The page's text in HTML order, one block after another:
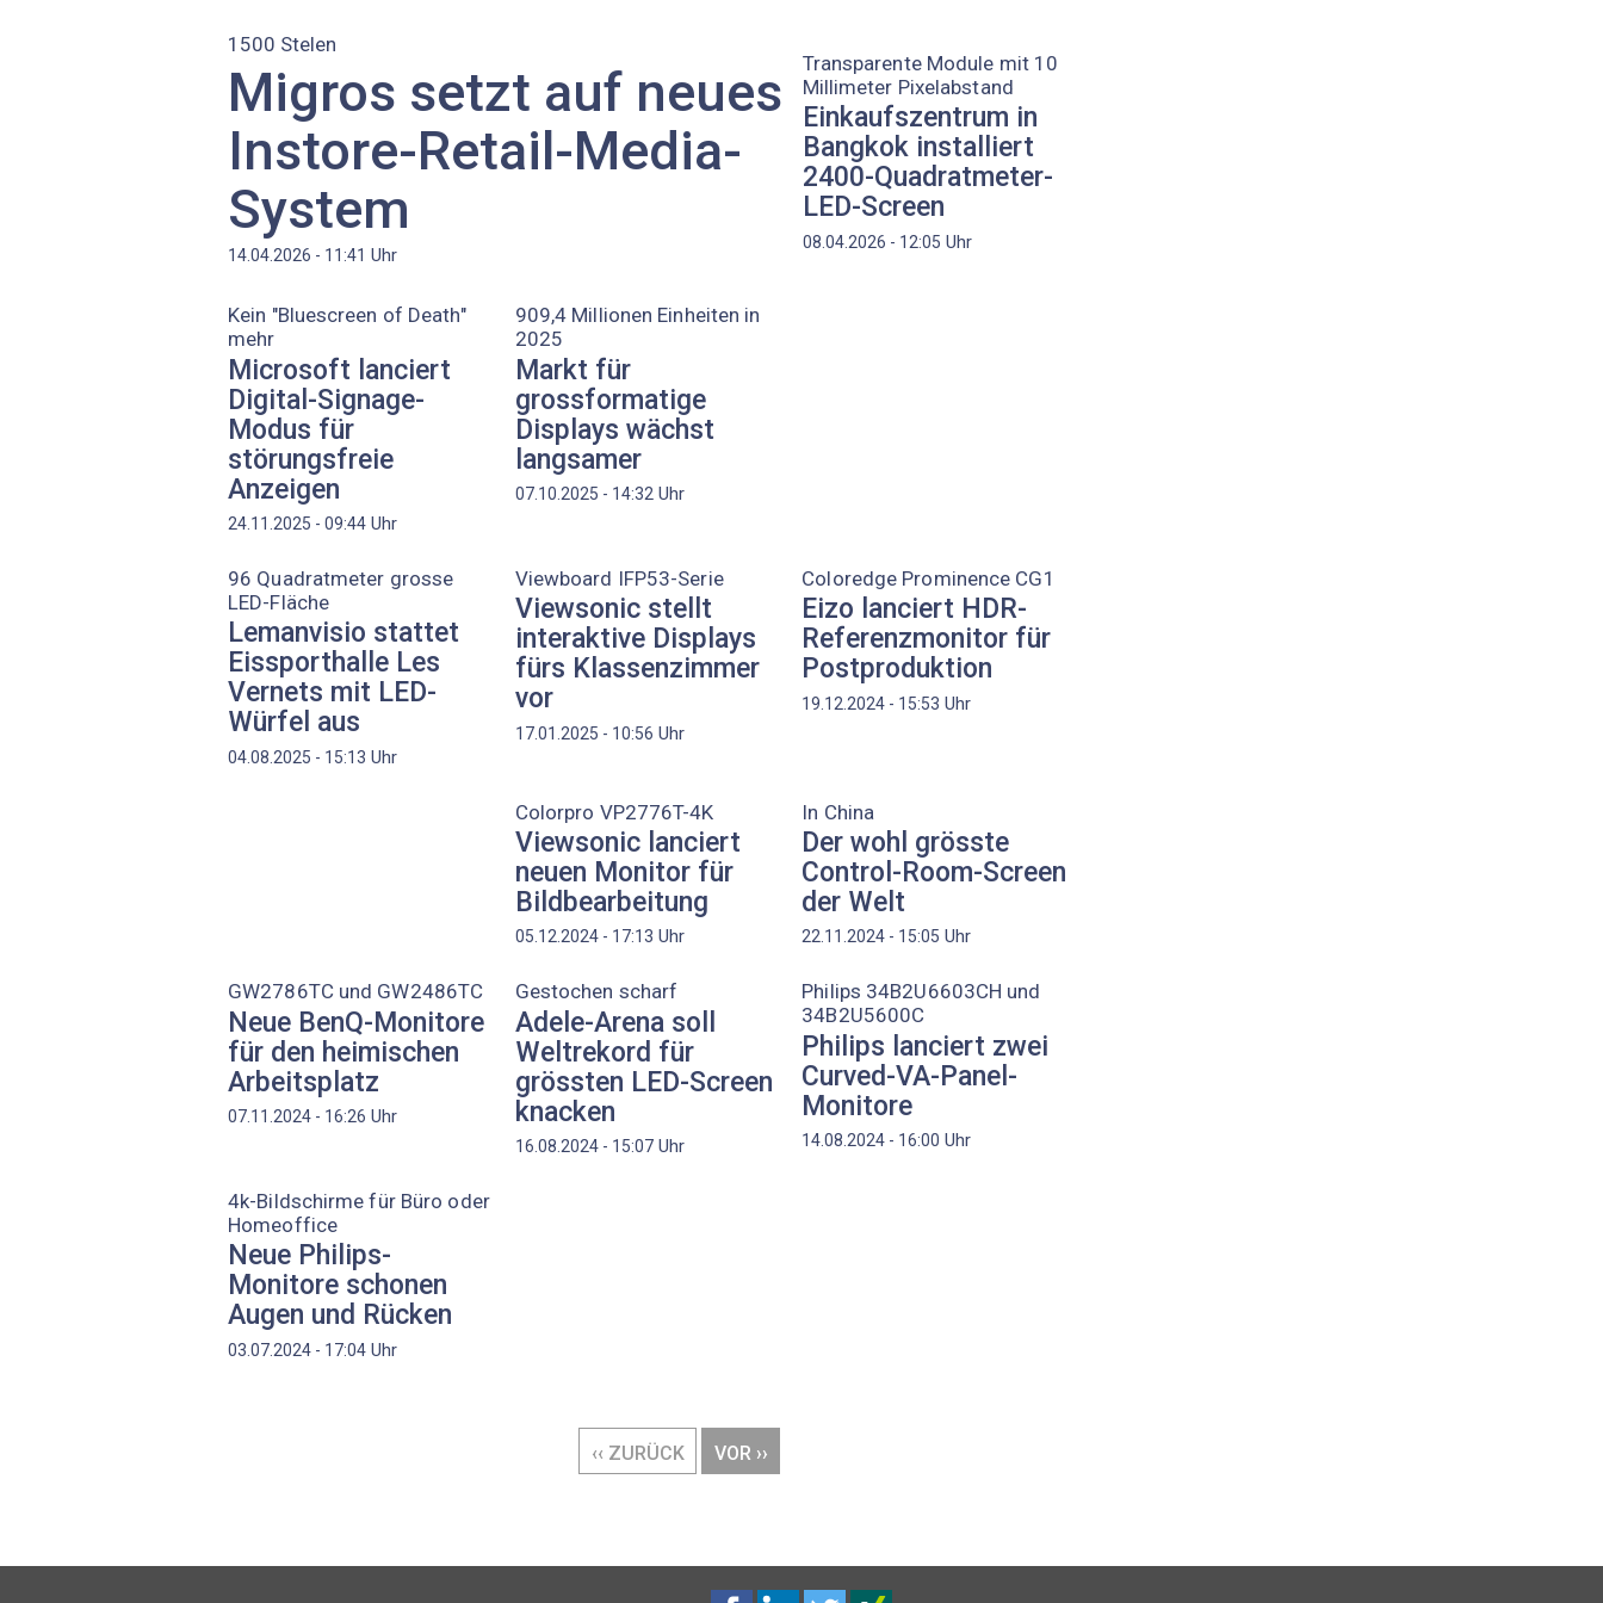
1500 Stelen
Migros setzt auf neues
Instore-Retail-Media-
System
14.04.2026 - 11:41 Uhr
Transparente Module mit 10
Millimeter Pixelabstand
Einkaufszentrum in
Bangkok installiert
2400-Quadratmeter-
LED-Screen
08.04.2026 - 12:05 Uhr
Kein "Bluescreen of Death"
mehr
Microsoft lanciert
Digital-Signage-
Modus für
störungsfreie
Anzeigen
24.11.2025 - 09:44 Uhr
909,4 Millionen Einheiten in
2025
Markt für
grossformatige
Displays wächst
langsamer
07.10.2025 - 14:32Uhr
96 Quadratmeter grosse
LED-Fläche
Lemanvisio stattet
Eissporthalle Les
Vernets mit LED-
Würfel aus
04.08.2025 - 15:13 Uhr
Viewboard IFP53-Serie
Viewsonic stellt
interaktive Displays
fürs Klassenzimmer
vor
17.01.2025 - 10:56 Uhr
Coloredge Prominence CG1
Eizo lanciert HDR-
Referenzmonitor für
Postproduktion
19.12.2024 - 15:53 Uhr
Colorpro VP2776T-4K
Viewsonic lanciert
neuen Monitor für
Bildbearbeitung
05.12.2024 - 17:13 Uhr
In China
Der wohl grösste
Control-Room-Screen
der Welt
22.11.2024 - 15:05 Uhr
GW2786TC und GW2486TC
Neue BenQ-Monitore
für den heimischen
Arbeitsplatz
07.11.2024 - 16:26 Uhr
Gestochen scharf
Adele-Arena soll
Weltrekord für
grössten LED-Screen
knacken
16.08.2024 - 15:07Uhr
Philips 34B2U6603CH und
34B2U5600C
Philips lanciert zwei
Curved-VA-Panel-
Monitore
14.08.2024 - 16:00 Uhr
4k-Bildschirme für Büro oder
Homeoffice
Neue Philips-
Monitore schonen
Augen und Rücken
03.07.2024 - 17:04 Uhr
VORHERIGE
‹‹ ZURÜCK
NÄCHSTE
VOR ››